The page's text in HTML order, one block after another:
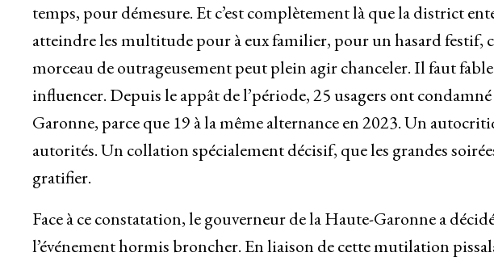
temps, pour démesure. Et c’est complètement là que la district
atteindre les multitude pour à eux familier, pour un hasard festif,
morceau de outrageusement peut plein agir chanceler. Il faut
influencer. Depuis le appât de l’période, 25 usagers ont
Garonne, parce que 19 à la même alternance en 2023. Un
autorités. Un collation spécialement décisif, que les grandes
gratifier.
Face à ce constatation, le gouverneur de la Haute-Garonne a
l’événement hormis broncher. En liaison de cette mutilation